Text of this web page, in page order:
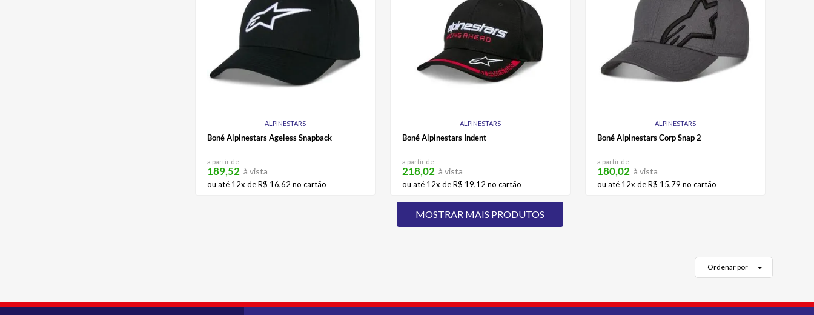
ALPINESTARS
Boné Alpinestars Ageless Snapback
a partir de:
189,52 à vista
ou até 12x deR$ 16,62 no cartão
ALPINESTARS
Boné Alpinestars Indent
a partir de:
218,02 à vista
ou até 12x deR$ 19,12 no cartão
ALPINESTARS
Boné Alpinestars Corp Snap 2
a partir de:
180,02 à vista
ou até 12x deR$ 15,79 no cartão
Ordenar por